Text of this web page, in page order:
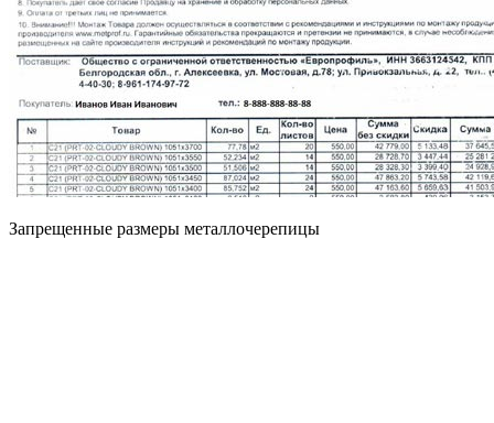
Запрещенные размеры металлочерепицы